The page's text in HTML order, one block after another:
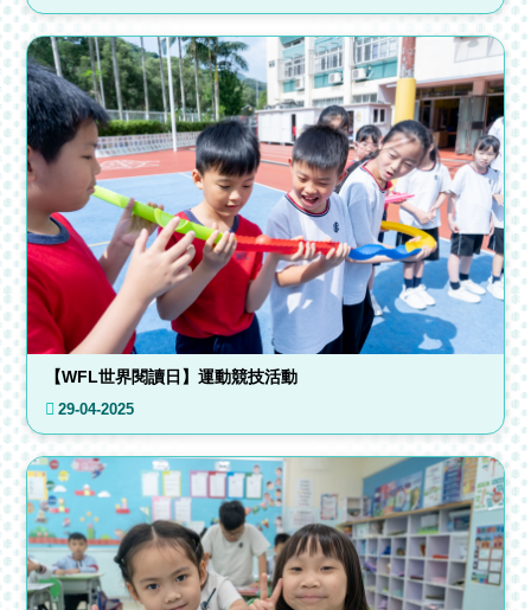
【WFL世界閱讀日】運動競技活動
29-04-2025